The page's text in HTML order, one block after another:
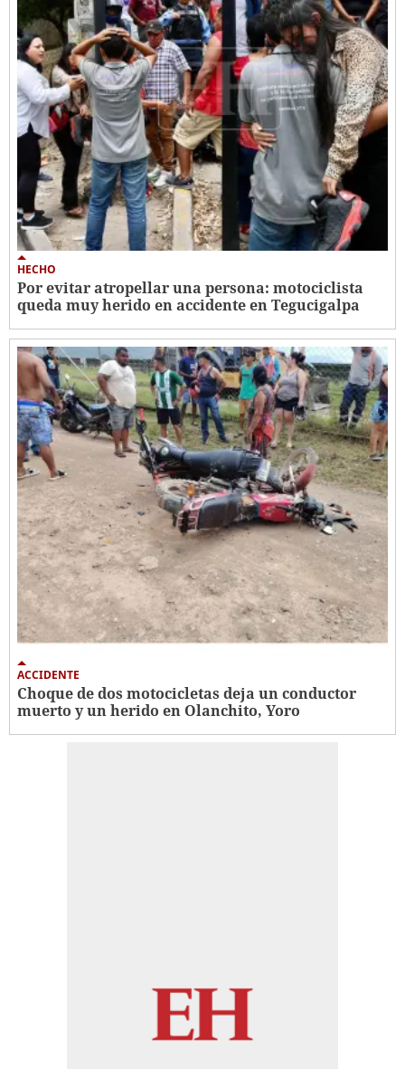
HECHO
Por evitar atropellar una persona: motociclista
queda muy herido en accidente en Tegucigalpa
ACCIDENTE
Choque de dos motocicletas deja un conductor
muerto y un herido en Olanchito, Yoro